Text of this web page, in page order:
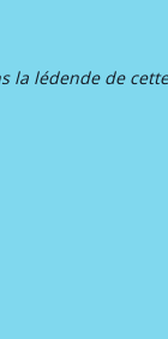
la lédende de